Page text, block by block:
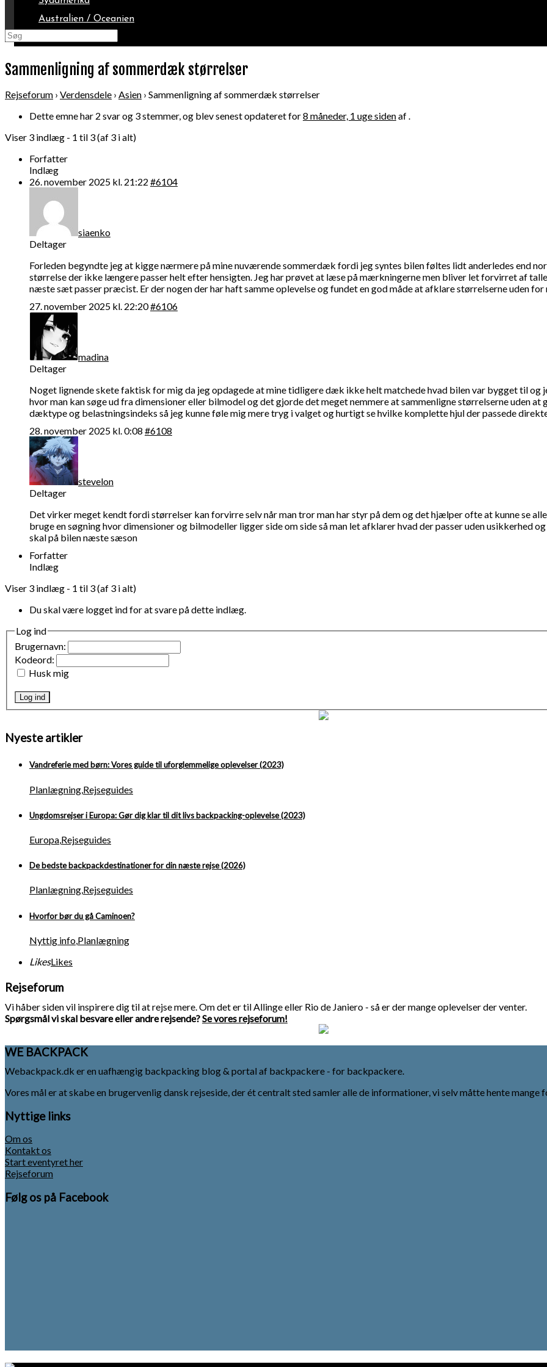
Australien / Oceanien
Sammenligning af sommerdæk størrelser
Rejseforum › Verdensdele › Asien › Sammenligning af sommerdæk størrelser
Dette emne har 2 svar og 3 stemmer, og blev senest opdateret for8 måneder, 1 uge sidenaf .
Viser 3 indlæg - 1 til 3 (af 3 i alt)
Forfatter
Indlæg
26. november 2025 kl. 21:22 #6104
siaenko
Deltager
Forleden begyndte jeg at kigge nærmere på mine nuværende sommerdæk fordi jeg syntes bilen føltes lidt anderledes end
størrelse der ikke længere passer helt efter hensigten. Jeg har prøvet at læse på mærkningerne men bliver let forvirret af
næste sæt passer præcist. Er der nogen der har haft samme oplevelse og fundet en god måde at afklare størrelserne uden
27. november 2025 kl. 22:20#6106
madina
Deltager
Noget lignende skete faktisk for mig da jeg opdagede at mine tidligere dæk ikke helt matchede hvad bilen var bygget til og
hvor man kan søge ud fra dimensioner eller bilmodel og det gjorde det meget nemmere at sammenligne størrelserne uden
dæktype og belastningsindeks så jeg kunne føle mig mere tryg i valget og hurtigt se hvilke komplette hjul der passede
28. november 2025 kl. 0:08 #6108
stevelon
Deltager
Det virker meget kendt fordi størrelser kan forvirre selv når man tror man har styr på dem og det hjælper ofte at kunne se
bruge en søgning hvor dimensioner og bilmodeller ligger side om side så man let afklarer hvad der passer uden
skal på bilen næste sæson
Forfatter
Indlæg
Viser 3 indlæg - 1 til 3 (af 3 i alt)
Du skal være logget ind for at svare på dette indlæg.
Log ind
Brugernavn:
Kodeord:
Husk mig
Log ind
Nyeste artikler
Vandreferie med børn: Vores guide til uforglemmelige oplevelser (2023)
Planlægning Rejseguides
Ungdomsrejser i Europa: Gør dig klar til dit livs backpacking-oplevelse (2023)
Europa,Rejseguides
De bedste backpackdestinationer for din næste rejse (2026)
Planlægning,Rejseguides
Hvorfor bør du gå Caminoen?
Nyttig info Planlægning
LikesLikes
Rejseforum
Vi håber siden vil inspirere dig til at rejse mere. Om det er til Allinge eller Rio de Janiero - så er der mange oplevelser der venter.
Spørgsmål vi skal besvare eller andre rejsende?Se vores rejseforum!
WE BACKPACK
Webackpack.dk er en uafhængig backpacking blog & portal af backpackere - for backpackere.
Vores mål er at skabe en brugervenlig dansk rejseside, der ét centralt sted samler alle de informationer, vi selv måtte hente
Nyttige links
Om os
Kontakt os
Start eventyret her
Rejseforum
Følg os på Facebook